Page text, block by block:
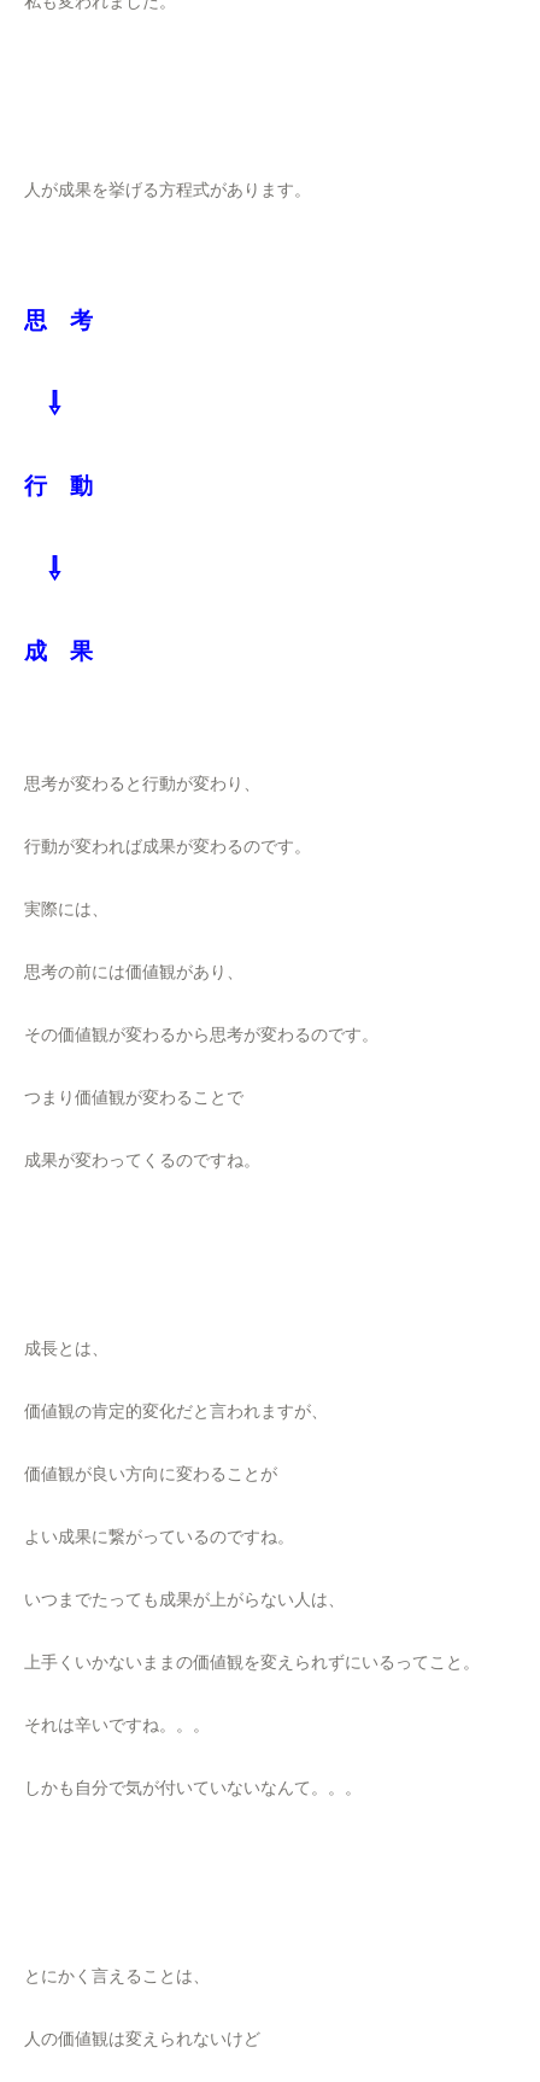
人が成果を挙げる方程式があります。
思 考
⇩
行 動
⇩
成 果
思考が変わると行動が変わり、
行動が変われば成果が変わるのです。
実際には、
思考の前には価値観があり、
その価値観が変わるから思考が変わるのです。
つまり価値観が変わることで
成果が変わってくるのですね。
成長とは、
価値観の肯定的変化だと言われますが、
価値観が良い方向に変わることが
よい成果に繋がっているのですね。
いつまでたっても成果が上がらない人は、
上手くいかないままの価値観を変えられずにいるってこと。
それは辛いですね。。。
しかも自分で気が付いていないなんて。。。
とにかく言えることは、
人の価値観は変えられないけど